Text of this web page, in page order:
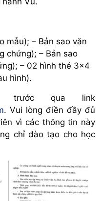
mẫu); – Bản sao văn
chứng); – Bản sao
– 02 hình thẻ 3×4
hình).
trước qua link
. Vui lòng điền đầy đủ
vì các thông tin này
chỉ đào tạo cho học